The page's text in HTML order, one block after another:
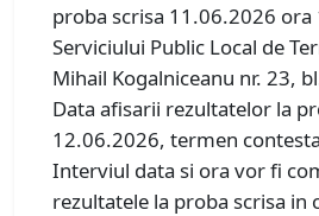
proba scrisa 11.06.2026 ora
Serviciului Public Local de
Mihail Kogalniceanu nr. 23,
Data afisarii rezultatelor la
12.06.2026, termen
Interviul data si ora vor fi
rezultatele la proba scrisa in